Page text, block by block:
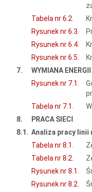
Tabela nr 6.2.
Rysunek nr 6.3.
Rysunek nr 6.4.
Rysunek nr 6.5.
7.
WYMIANA
Rysunek nr 7.1.
Tabela nr 7.1.
8.
PRACA SIECI
8.1. Analiza pracy linii
Tabela nr 8.1.
Tabela nr 8.2.
Rysunek nr 8.1.
Rysunek nr 8.2.